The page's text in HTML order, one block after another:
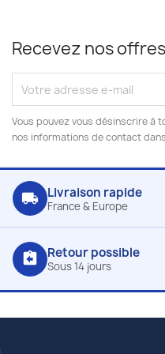
Recevez nos
Vous pouvez vous désinscrire à
nos informations de contact
local_shipping Livraison rapide
France & Europe
assignment_return Retour possible
Sous 14 jours